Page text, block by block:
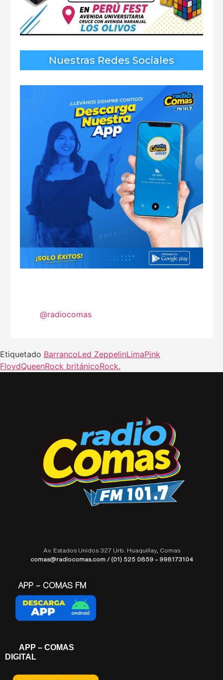
Nuestras Redes Sociales
@radiocomas
Etiquetado BarrancoLed ZeppelinLimaPink
FloydQueenRock británicoRock.
Av. Estados Unidos 327 Urb. Huaquillay, Comas
comas@radiocomas.com / (01) 525 0859 – 998173104
APP – COMAS FM
APP – COMAS
DIGITAL